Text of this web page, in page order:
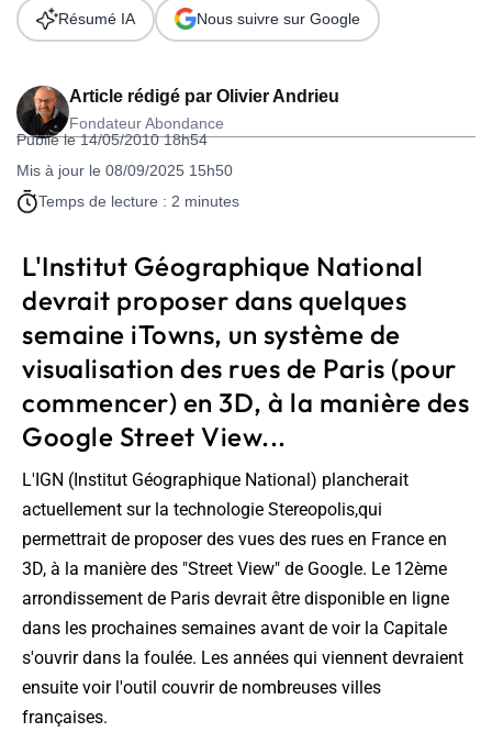
Article rédigé par Olivier Andrieu
Fondateur Abondance
Publié le 14/05/2010 18h54
Mis à jour le 08/09/2025 15h50
Temps de lecture : 2 minutes
Résumé IA Nous suivre sur Google
L'Institut Géographique National
devrait proposer dans quelques
semaine iTowns, un système de
visualisation des rues de Paris (pour
commencer) en 3D, à la manière des
Google Street View...
L'IGN (Institut Géographique National) plancherait
actuellement sur la technologie Stereopolis,qui
permettrait de proposer des vues des rues en France en
3D, à la manière des "Street View" de Google. Le 12ème
arrondissement de Paris devrait être disponible en ligne
dans les prochaines semaines avant de voir la Capitale
s'ouvrir dans la foulée. Les années qui viennent devraient
ensuite voir l'outil couvrir de nombreuses villes
françaises.